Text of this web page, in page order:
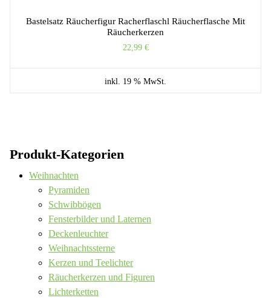
Bastelsatz Räucherfigur Racherflaschl Räucherflasche Mit
Räucherkerzen
22,99 €
inkl. 19 % MwSt.
Produkt-Kategorien
Weihnachten
Pyramiden
Schwibbögen
Fensterbilder und Laternen
Deckenleuchter
Weihnachtssterne
Kerzen und Teelichter
Räucherkerzen und Figuren
Lichterketten